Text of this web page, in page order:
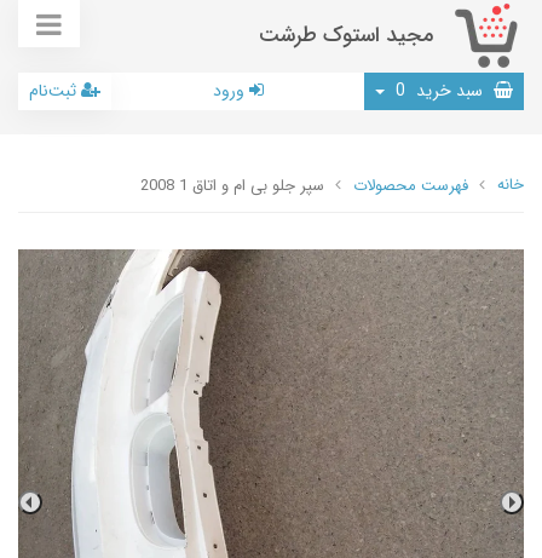
مجید استوک طرشت
سبد خرید 0 ورود ثبت‌نام
خانه فهرست محصولات سپر جلو بی ام و اتاق 1 2008